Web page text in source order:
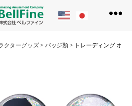
フ
クターグッズ> バッジ類> トレーディング ホロ